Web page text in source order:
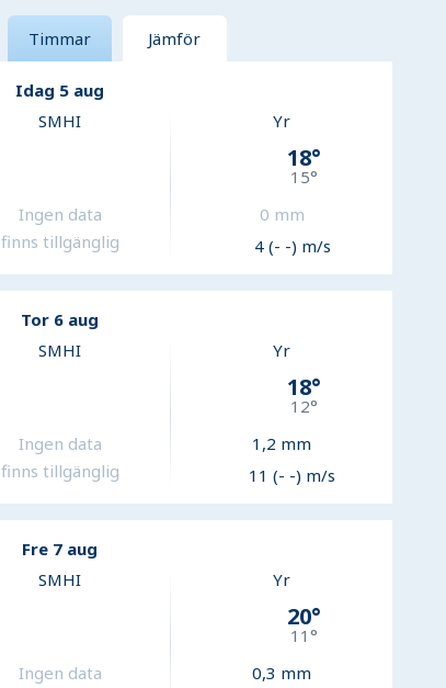
Timmar Jämför
Idag 5 aug
SMHI
Ingen data
finns tillgänglig
Yr
18°
15°
0 mm
4 (- -) m/s
Tor 6 aug
SMHI
Ingen data
finns tillgänglig
Yr
18°
12°
1,2 mm
11 (- -) m/s
Fre 7 aug
SMHI
Ingen data
Yr
20°
11 °
0,3 mm